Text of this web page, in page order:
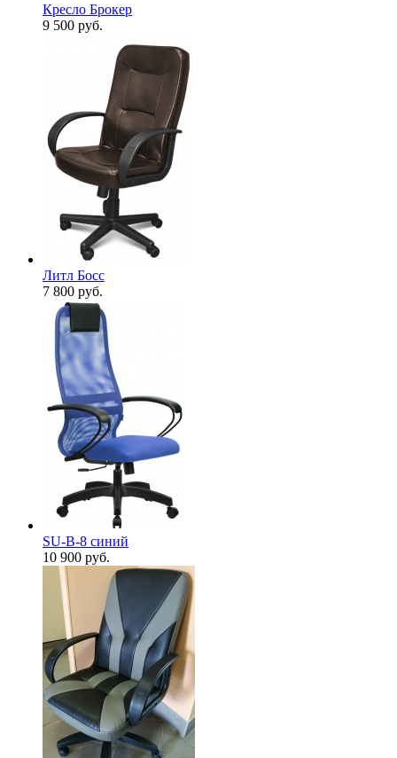
Кресло Брокер
9 500 руб.
Литл Босс
7 800 руб.
SU-B-8 cиний
10 900 руб.